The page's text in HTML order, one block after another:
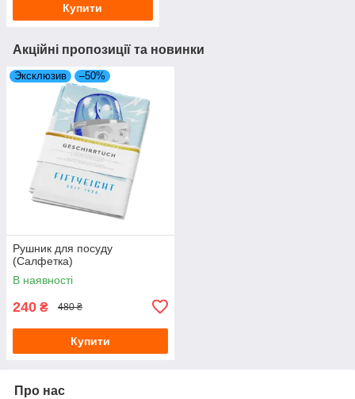
Купити
Акційні пропозиції та новинки
Эксклюзив –50%
Рушник для посуду
(Салфетка)
В наявності
240 ₴ 480 ₴
Купити
Про нас